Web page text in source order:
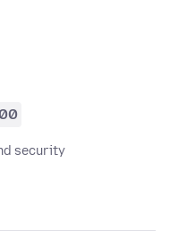
security